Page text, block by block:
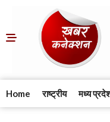
Home राष्ट्रीय मध्य